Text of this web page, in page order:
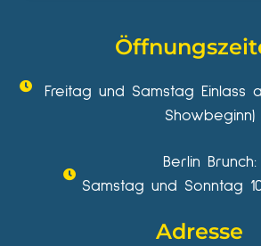
Freitag und Samstag Einlass
Showbeginn)
Berlin Brunch:
Samstag und Sonntag
Adresse